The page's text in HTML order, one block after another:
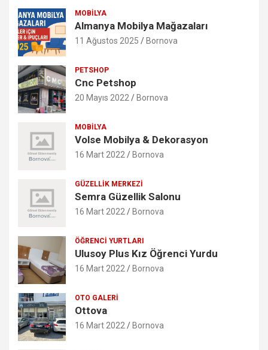
MOBILYA
Almanya Mobilya Mağazaları
11 Ağustos 2025 Bornova
PETSHOP
Cnc Petshop
20 Mayıs 2022 Bornova
MOBILYA
Volse Mobilya & Dekorasyon
16 Mart 2022 Bornova
GÜZELLIK MERKEZI
Semra Güzellik Salonu
16 Mart 2022 Bornova
ÖĞRENCI YURTLARI
Ulusoy Plus Kız Öğrenci Yurdu
16 Mart 2022 Bornova
OTO GALERI
Ottova
16 Mart 2022 Bornova